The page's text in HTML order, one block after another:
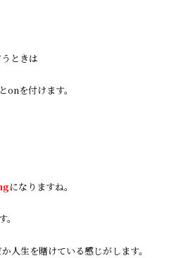
ときは
を付けます。
になりますね。
人生を賭けている感じがします。